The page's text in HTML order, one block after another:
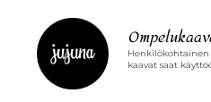
kaavat saat